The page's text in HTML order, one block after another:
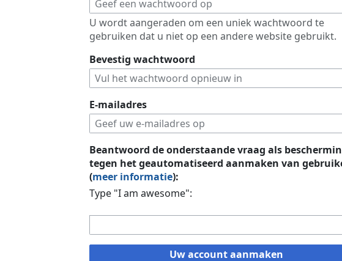
U wordt aangeraden om een uniek wachtwoord te
gebruiken dat u niet op een andere website gebruikt.
Bevestig wachtwoord
E-mailadres
Beantwoord de onderstaande vraag als
tegen het geautomatiseerd aanmaken van
(meer informatie):
Type "I am awesome":
Uw account aanmaken